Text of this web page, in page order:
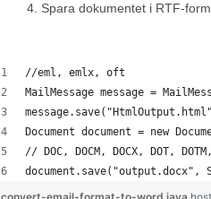
Spara dokumentet i RTF-
//eml, emlx, oft
MailMessage message =
Document document = new
// DOC, DOCM, DOCX, DOT,
document.save("output.docx",